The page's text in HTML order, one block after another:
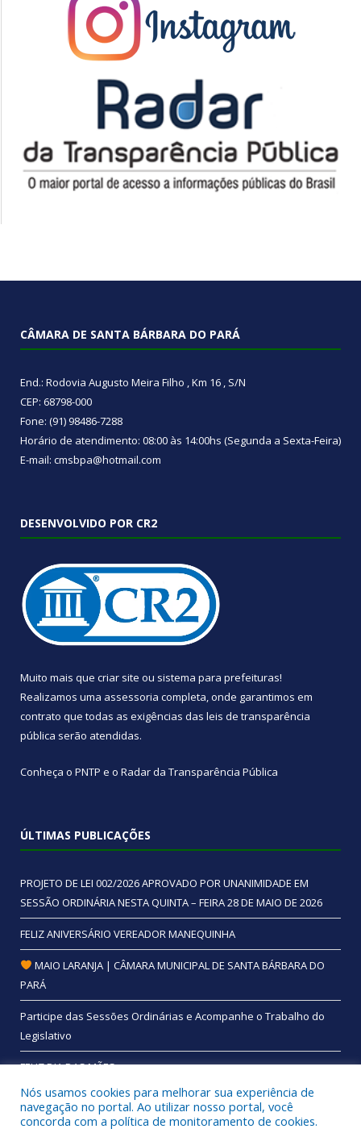
CÂMARA DE SANTA BÁRBARA DO PARÁ
End.: Rodovia Augusto Meira Filho , Km 16 , S/N
CEP: 68798-000
Fone: (91) 98486-7288
Horário de atendimento: 08:00 às 14:00hs (Segunda a Sexta-Feira)
E-mail: cmsbpa@hotmail.com
DESENVOLVIDO POR CR2
Muito mais que criar site ou sistema para prefeituras!
Realizamos uma assessoria completa, onde garantimos em
contrato que todas as exigências das leis de transparência
pública serão atendidas.
Conheça o PNTP e o Radar da Transparência Pública
ÚLTIMAS PUBLICAÇÕES
PROJETO DE LEI 002/2026 APROVADO POR UNANIMIDADE EM
SESSÃO ORDINÁRIA NESTA QUINTA – FEIRA 28 DE MAIO DE 2026
FELIZ ANIVERSÁRIO VEREADOR MANEQUINHA
MAIO LARANJA | CÂMARA MUNICIPAL DE SANTA BÁRBARA DO
PARÁ
Participe das Sessões Ordinárias e Acompanhe o Trabalho do
Legislativo
FELIZ DIA DAS MÃES
Nós usamos cookies para melhorar sua experiência de
navegação no portal. Ao utilizar nosso portal, você
concorda com a política de monitoramento de cookies.